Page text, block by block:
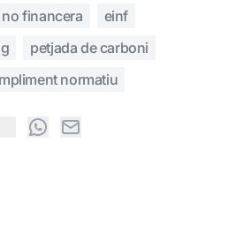
financera
einf
petjada de carboni
normatiu